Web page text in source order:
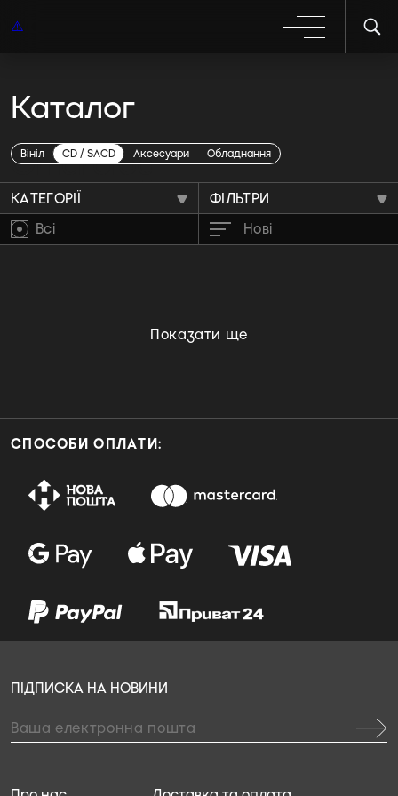
Каталог
Вініл CD / SACD Аксесуари Обладнання
Gnidrolog
КАТЕГОРІЇ
ФІЛЬТРИ
Всі
Нові
Показати ще
СПОСОБИ ОПЛАТИ:
ПІДПИСКА НА НОВИНИ